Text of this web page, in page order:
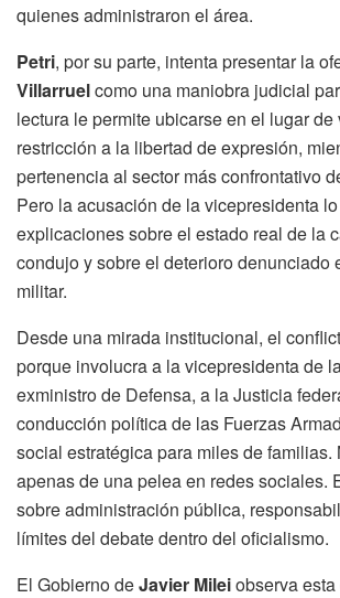
quienes administraron el área.
Petri, por su parte, intenta presentar la
Villarruelcomo una maniobra judicial
lectura le permite ubicarse en el lugar
restricción a la libertad de expresión,
pertenencia al sector más confrontativo
Pero la acusación de la vicepresidenta
explicaciones sobre el estado real de la
condujo y sobre el deterioro denunciado
militar.
Desde una mirada institucional, el
porque involucra a la vicepresidenta de
exministro de Defensa, a la Justicia
conducción política de las Fuerzas
social estratégica para miles de familias.
apenas de una pelea en redes sociales.
sobre administración pública,
límites del debate dentro del oficialismo.
El Gobierno deJavier Mileiobserva